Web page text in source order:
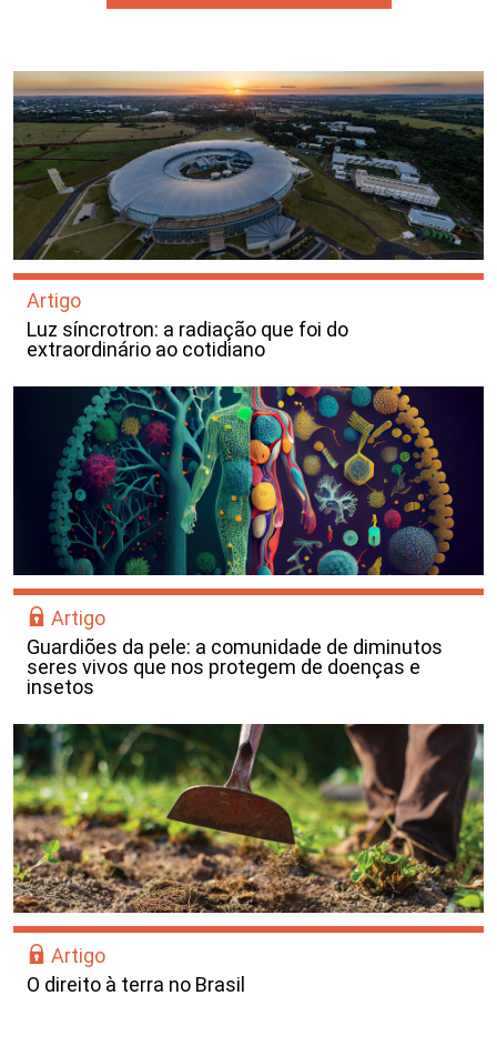
Artigo
Luz síncrotron: a radiação que foi do
extraordinário ao cotidiano
Artigo
Guardiões da pele: a comunidade de diminutos
seres vivos que nos protegem de doenças e
insetos
Artigo
O direito à terra no Brasil